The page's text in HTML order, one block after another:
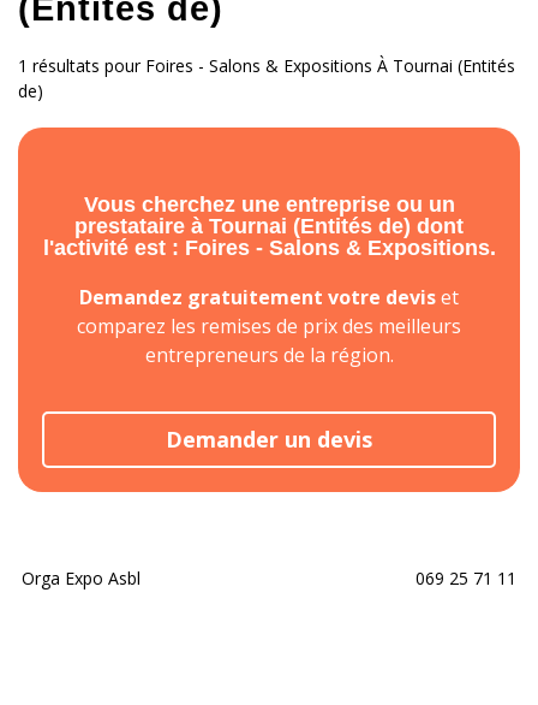
(Entités de)
1 résultats pour Foires - Salons & Expositions À Tournai (Entités
de)
Vous cherchez une entreprise ou un
prestataire à Tournai (Entités de) dont
l'activité est : Foires - Salons & Expositions.
Demandez gratuitement votre deviset
comparez les remises de prix des meilleurs
entrepreneurs de la région.
Demander un devis
Orga Expo Asbl 069 25 71 11